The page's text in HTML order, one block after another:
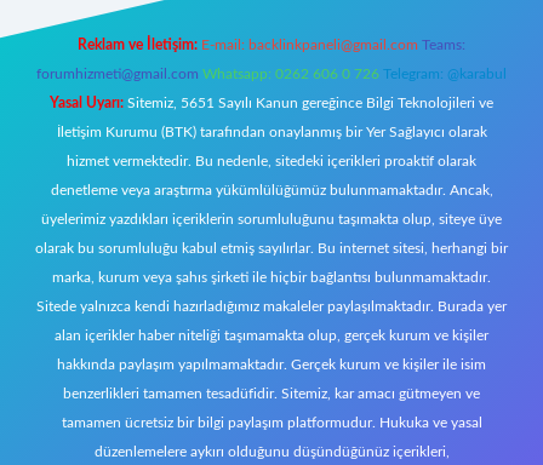
Reklam ve İletişim: E-mail: backlinkpaneli@gmail.com Teams:
forumhizmeti@gmail.com Whatsapp: 0262 606 0 726 Telegram: @karabul
Yasal Uyarı: Sitemiz, 5651 Sayılı Kanun gereğince Bilgi Teknolojileri ve
İletişim Kurumu (BTK) tarafından onaylanmış bir Yer Sağlayıcı olarak
hizmet vermektedir. Bu nedenle, sitedeki içerikleri proaktif olarak
denetleme veya araştırma yükümlülüğümüz bulunmamaktadır. Ancak,
üyelerimiz yazdıkları içeriklerin sorumluluğunu taşımakta olup, siteye üye
olarak bu sorumluluğu kabul etmiş sayılırlar. Bu internet sitesi, herhangi bir
marka, kurum veya şahıs şirketi ile hiçbir bağlantısı bulunmamaktadır.
Sitede yalnızca kendi hazırladığımız makaleler paylaşılmaktadır. Burada yer
alan içerikler haber niteliği taşımamakta olup, gerçek kurum ve kişiler
hakkında paylaşım yapılmamaktadır. Gerçek kurum ve kişiler ile isim
benzerlikleri tamamen tesadüfidir. Sitemiz, kar amacı gütmeyen ve
tamamen ücretsiz bir bilgi paylaşım platformudur. Hukuka ve yasal
düzenlemelere aykırı olduğunu düşündüğünüz içerikleri,